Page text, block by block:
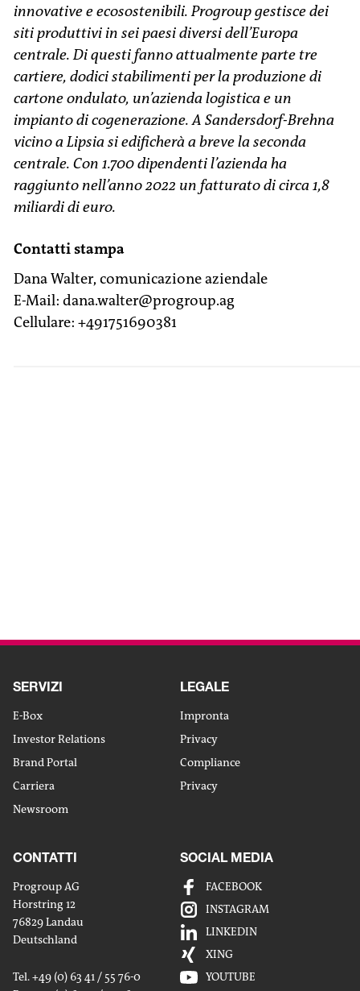
innovative e ecosostenibili. Progroup gestisce dei
siti produttivi in sei paesi diversi dell’Europa
centrale. Di questi fanno attualmente parte tre
cartiere, dodici stabilimenti per la produzione di
cartone ondulato, un’azienda logistica e un
impianto di cogenerazione. A Sandersdorf-Brehna
vicino a Lipsia si edificherà a breve la seconda
centrale. Con 1.700 dipendenti l’azienda ha
raggiunto nell’anno 2022 un fatturato di circa 1,8
miliardi di euro.
Contatti stampa
Dana Walter, comunicazione aziendale
E-Mail: dana.walter@progroup.ag
Cellulare: +491751690381
SERVIZI
E-Box
Investor Relations
Brand Portal
Carriera
Newsroom
LEGALE
Impronta
Privacy
Compliance
Privacy
CONTATTI
Progroup AG
Horstring 12
76829 Landau
Deutschland
Tel. +49 (0) 63 41 / 55 76-0
SOCIAL MEDIA
FACEBOOK
INSTAGRAM
LINKEDIN
XING
YOUTUBE